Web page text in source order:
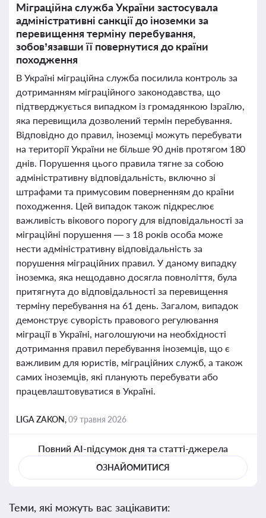
Міграційна служба України застосувала
адміністративні санкції до іноземки за
перевищення терміну перебування,
зобов’язавши її повернутися до країни
походження
В Україні міграційна служба посилила контроль за
дотриманням міграційного законодавства, що
підтверджується випадком із громадянкою Ізраїлю,
яка перевищила дозволений термін перебування.
Відповідно до правил, іноземці можуть перебувати
на території України не більше 90 днів протягом 180
днів. Порушення цього правила тягне за собою
адміністративну відповідальність, включно зі
штрафами та примусовим поверненням до країни
походження. Цей випадок також підкреслює
важливість вікового порогу для відповідальності за
міграційні порушення — з 18 років особа може
нести адміністративну відповідальність за
порушення міграційних правил. У даному випадку
іноземка, яка нещодавно досягла повноліття, була
притягнута до відповідальності за перевищення
терміну перебування на 61 день. Загалом, випадок
демонструє суворість правового регулювання
міграції в Україні, наголошуючи на необхідності
дотримання правил перебування іноземців, що є
важливим для юристів, міграційних служб, а також
самих іноземців, які планують перебувати або
працевлаштовуватися в Україні.
LIGA ZAKON,09 травня 2026
Повний AI-підсумок дня та статті-джерела
ОЗНАЙОМИТИСЯ
Теми, які можуть вас зацікавити: